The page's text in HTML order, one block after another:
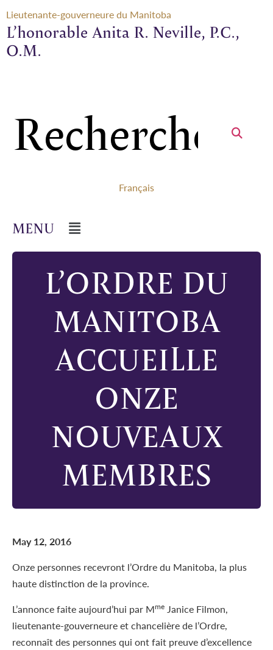
Lieutenante-gouverneure du Manitoba
L’honorable Anita R. Neville, P.C.,
O.M.
Français
L’ORDRE DU
MANITOBA
ACCUEILLE
ONZE
NOUVEAUX
MEMBRES
May 12, 2016
Onze personnes recevront l’Ordre du Manitoba, la plus
haute distinction de la province.
L’annonce faite aujourd’hui par Mme Janice Filmon,
lieutenante-gouverneure et chancelière de l’Ordre,
reconnaît des personnes qui ont fait preuve d’excellence